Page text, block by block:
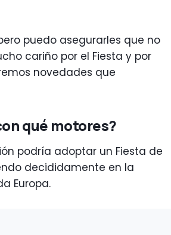
puedo asegurarles que no
cariño por el Fiesta y por
novedades que
qué motores?
podría adoptar un Fiesta de
decididamente en la
Europa.